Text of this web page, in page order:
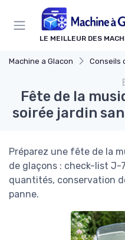
LE MEILLEUR DES
Machine a Glacon Conseils
Fête de la
soirée jardin
Préparez une fête de la
de glaçons : check-list J-
quantités, conservation
panne.
Panneau de gestion des